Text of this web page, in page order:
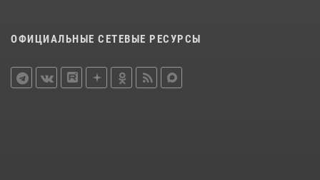
ОФИЦИАЛЬНЫЕ СЕТЕВЫЕ РЕСУРСЫ